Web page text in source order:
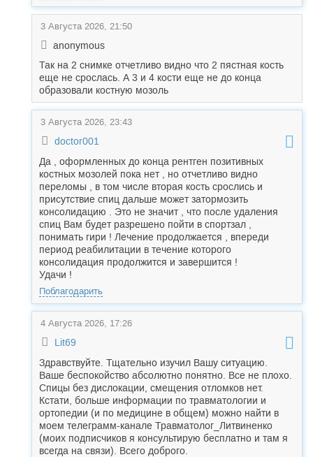
3 Августа 2026, 21:50
anonymous
Так на 2 снимке отчетливо видно что 2 пястная кость
еще не срослась. А 3 и 4 кости еще не до конца
образовали костную мозоль
3 Августа 2026, 23:43
doctor001
Да , оформленных до конца рентген позитивных
костных мозолей пока нет , но отчетливо видно
переломы , в том числе вторая кость срослись и
присутствие спиц дальше может затормозить
консолидацию . Это не значит , что после удаления
спиц Вам будет разрешено пойти в спортзал ,
понимать гири ! Лечение продолжается , впереди
период реабилитации в течение которого
консолидация продолжится и завершится !
Удачи !
Поблагодарить
4 Августа 2026, 17:26
Lit69
Здравствуйте. Тщательно изучил Вашу ситуацию.
Ваше беспокойство абсолютно понятно. Все не плохо.
Спицы без дислокации, смещения отломков нет.
Кстати, больше информации по травматологии и
ортопедии (и по медицине в общем) можно найти в
моем телеграмм-канале Травматолог_Литвиненко
(моих подписчиков я консультирую бесплатно и там я
всегда на связи). Всего доброго.